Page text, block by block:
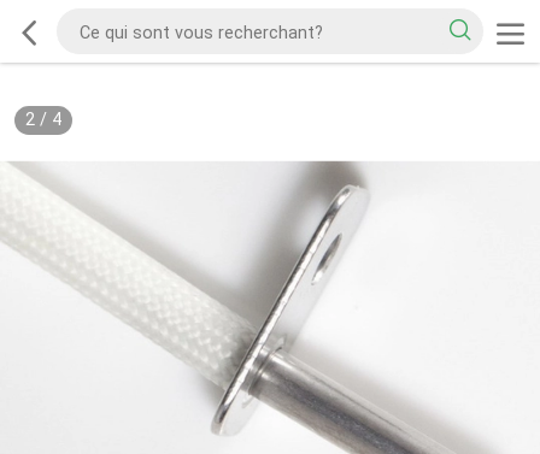
2/ 4